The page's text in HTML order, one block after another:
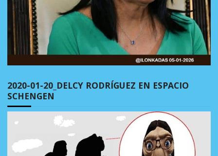
2020-01-20_DELCY RODRÍGUEZ EN ESPACIO
SCHENGEN